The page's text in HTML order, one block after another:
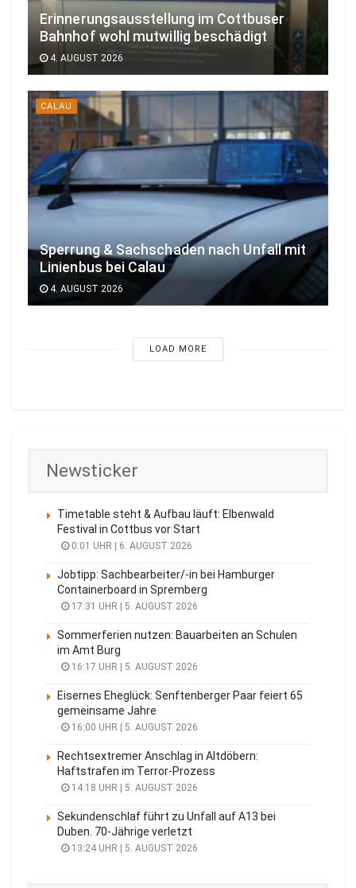
Erinnerungsausstellung im Cottbuser
Bahnhof wohl mutwillig beschädigt
4. AUGUST 2026
CALAU
Sperrung & Sachschaden nach Unfall mit
Linienbus bei Calau
4. AUGUST 2026
LOAD MORE
Newsticker
Timetable steht & Aufbau läuft: Elbenwald
Festival in Cottbus vor Start
0:01 UHR | 6. AUGUST 2026
Jobtipp: Sachbearbeiter/-in bei Hamburger
Containerboard in Spremberg
17:31 UHR | 5. AUGUST 2026
Sommerferien nutzen: Bauarbeiten an Schulen
im Amt Burg
16:17 UHR | 5. AUGUST 2026
Eisernes Eheglück: Senftenberger Paar feiert 65
gemeinsame Jahre
16:00 UHR | 5. AUGUST 2026
Rechtsextremer Anschlag in Altdöbern:
Haftstrafen im Terror-Prozess
14:18 UHR | 5. AUGUST 2026
Sekundenschlaf führt zu Unfall auf A13 bei
Duben. 70-Jährige verletzt
13:24 UHR | 5. AUGUST 2026